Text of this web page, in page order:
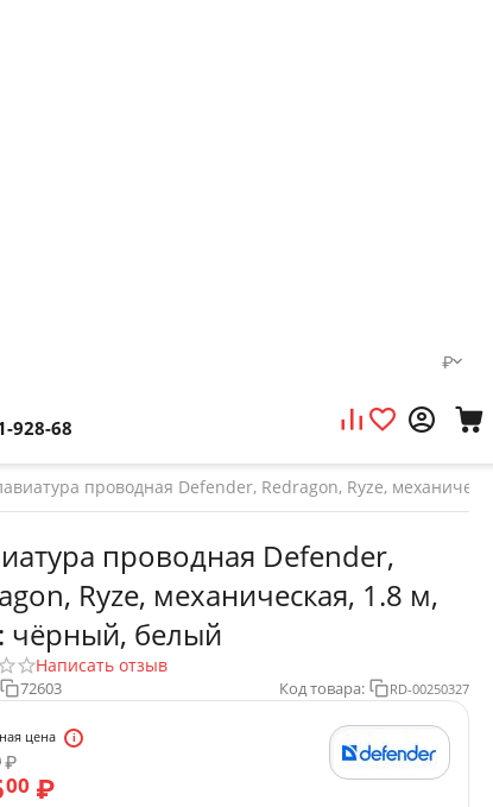
₽
928-68
проводная Defender, Redragon, Ryze,
проводная Defender,
Ryze, механическая, 1.8 м,
чёрный, белый
Написать отзыв
72603 Код товара: RD-00250327
цена
₽
00 ₽